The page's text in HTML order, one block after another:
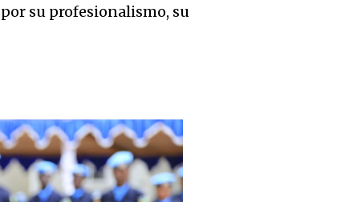
su profesionalismo, su